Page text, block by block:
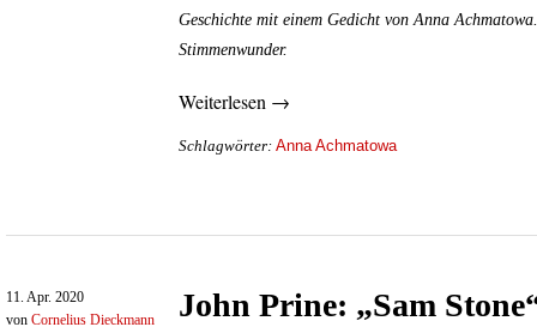
Geschichte mit einem Gedicht von Anna
Stimmenwunder.
Weiterlesen →
Schlagwörter: Anna Achmatowa
11. Apr. 2020
von Cornelius Dieckmann
John Prine: „Sam